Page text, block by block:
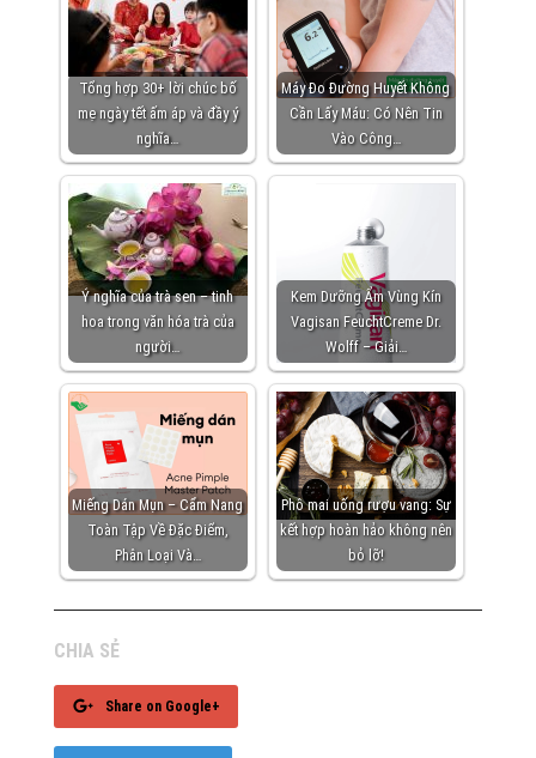
Tổng hợp 30+ lời chúc bố
mẹ ngày tết ấm áp và đầy ý
nghĩa…
Máy Đo Đường Huyết Không
Cần Lấy Máu: Có Nên Tin
Vào Công…
Ý nghĩa của trà sen – tinh
hoa trong văn hóa trà của
người…
Kem Dưỡng Ẩm Vùng Kín
Vagisan FeuchtCreme Dr.
Wolff – Giải…
Miếng Dán Mụn – Cẩm Nang
Toàn Tập Về Đặc Điểm,
Phân Loại Và…
Phô mai uống rượu vang: Sự
kết hợp hoàn hảo không nên
bỏ lỡ!
CHIA SẺ
Share on Google+